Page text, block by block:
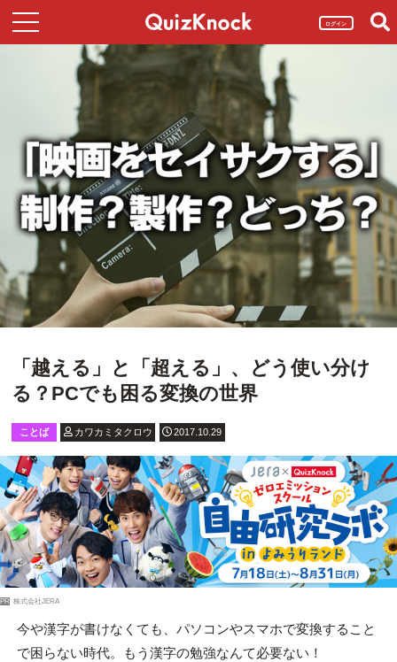
ログイン
「越える」と「超える」、どう使い分け
る？PCでも困る変換の世界
ことば カワカミタクロウ 2017.10.29
PR 株式会社JERA
今や漢字が書けなくても、パソコンやスマホで変換すること
で困らない時代。もう漢字の勉強なんて必要ない！